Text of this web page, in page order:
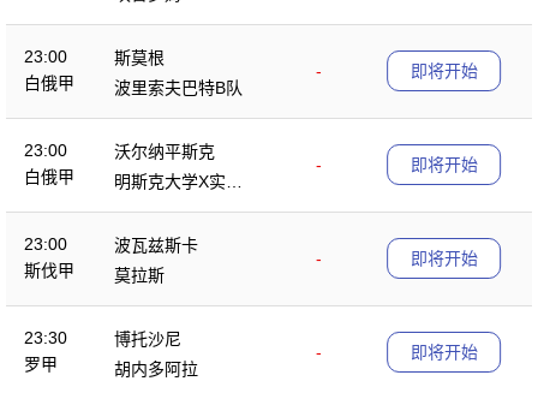
23:00
白俄甲
斯莫根
-
波里索夫巴特B队
即将开始
23:00
白俄甲
沃尔纳平斯克
-
明斯克大学X实验
室
即将开始
23:00
斯伐甲
波瓦兹斯卡
-
莫拉斯
即将开始
23:30
罗甲
博托沙尼
-
胡内多阿拉
即将开始